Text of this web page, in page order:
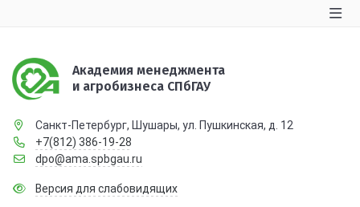
Академия менеджмента
и агробизнеса СПбГАУ
Санкт-Петербург, Шушары, ул. Пушкинская, д. 12
+7(812) 386-19-28
dpo@ama.spbgau.ru
Версия для слабовидящих